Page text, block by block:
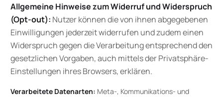
Allgemeine Hinweise zum Widerruf und Widerspruch
(Opt-out): Nutzer können die von ihnen abgegebenen
Einwilligungen jederzeit widerrufen und zudem einen
Widerspruch gegen die Verarbeitung entsprechend den
gesetzlichen Vorgaben, auch mittels der Privatsphäre-
Einstellungen ihres Browsers, erklären.
Verarbeitete Datenarten: Meta-, Kommunikations- und